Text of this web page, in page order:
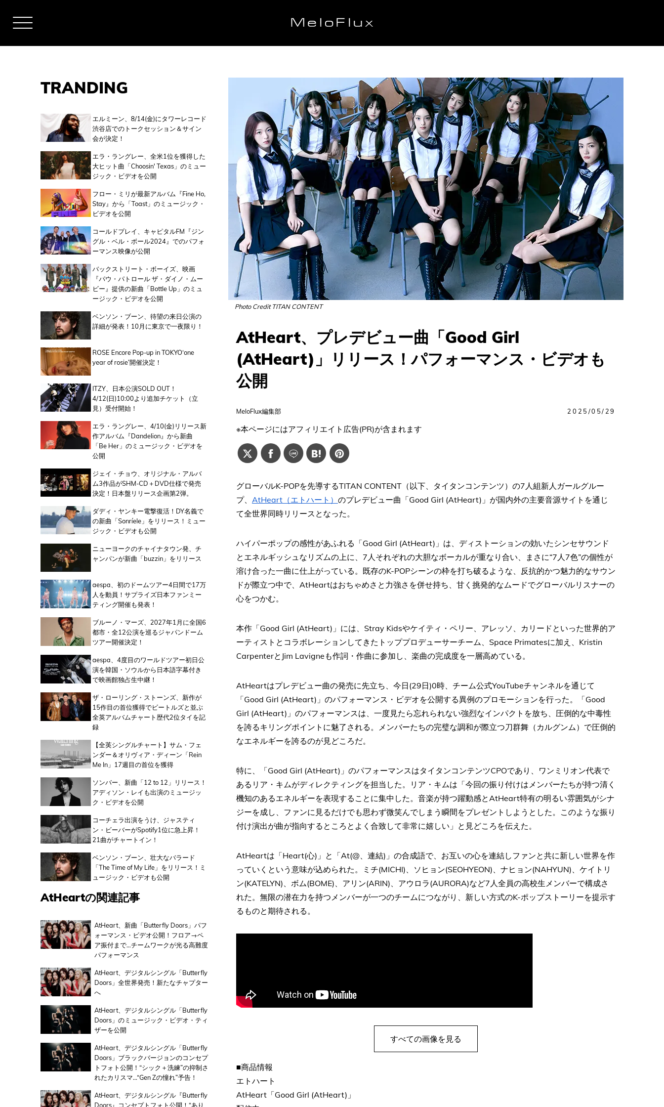
Photo Credit TITAN CONTENT
AtHeart、プレデビュー曲「Good Girl
(AtHeart)」リリース！パフォーマンス・ビデオも
公開
MeloFlux編集部 2025/05/29
※本ページにはアフィリエイト広告(PR)が含まれます
グローバルK-POPを先導するTITAN CONTENT（以下、タイタンコンテンツ）の7人組新人ガールグルー
プ、 AtHeart（エトハート） のプレデビュー曲「Good Girl (AtHeart)」が国内外の主要音源サイトを通じ
て全世界同時リリースとなった。
ハイパーポップの感性があふれる「Good Girl (AtHeart)」は、ディストーションの効いたシンセサウンド
とエネルギッシュなリズムの上に、7人それぞれの大胆なボーカルが重なり合い、まさに“7人7色”の個性が
溶け合った一曲に仕上がっている。既存のK-POPシーンの枠を打ち破るような、反抗的かつ魅力的なサウン
ドが際立つ中で、AtHeartはおちゃめさと力強さを併せ持ち、甘く挑発的なムードでグローバルリスナーの
心をつかむ。
本作「Good Girl (AtHeart)」には、Stray Kidsやケイティ・ペリー、アレッソ、カリードといった世界的ア
ーティストとコラボレーションしてきたトッププロデューサーチーム、Space Primatesに加え、Kristin
CarpenterとJim Lavigneも作詞・作曲に参加し、楽曲の完成度を一層高めている。
AtHeartはプレデビュー曲の発売に先立ち、今日(29日)0時、チーム公式YouTubeチャンネルを通じて
「Good Girl (AtHeart)」のパフォーマンス・ビデオを公開する異例のプロモーションを行った。「Good
Girl (AtHeart)」のパフォーマンスは、一度見たら忘れられない強烈なインパクトを放ち、圧倒的な中毒性
を誇るキリングポイントに魅了される。メンバーたちの完璧な調和が際立つ刀群舞（カルグンム）で圧倒的
なエネルギーを誇るのが見どころだ。
特に、「Good Girl (AtHeart)」のパフォーマンスはタイタンコンテンツCPOであり、ワンミリオン代表で
あるリア・キムがディレクティングを担当した。リア・キムは「今回の振り付けはメンバーたちが持つ清く
機知のあるエネルギーを表現することに集中した。音楽が持つ躍動感とAtHeart特有の明るい雰囲気がシナ
ジーを成し、ファンに見るだけでも思わず微笑んでしまう瞬間をプレゼントしようとした。このような振り
付け演出が曲が指向するところとよく合致して非常に嬉しい」と見どころを伝えた。
AtHeartは「Heart(心)」と「At(@、連結)」の合成語で、お互いの心を連結しファンと共に新しい世界を作
っていくという意味が込められた。ミチ(MICHI)、ソヒョン(SEOHYEON)、ナヒョン(NAHYUN)、ケイトリ
ン(KATELYN)、ボム(BOME)、アリン(ARIN)、アウロラ(AURORA)など7人全員の高校生メンバーで構成さ
れた。無限の潜在力を持つメンバーが一つのチームにつながり、新しい方式のK-ポップストーリーを提示す
るものと期待される。
すべての画像を見る
■商品情報
エトハート
AtHeart「Good Girl (AtHeart)」
TRANDING
エルミーン、8/14(金)にタワーレコード
渋谷店でのトークセッション＆サイン
会が決定！
エラ・ラングレー、全米1位を獲得した
大ヒット曲「Choosin' Texas」のミュー
ジック・ビデオを公開
フロー・ミリが最新アルバム『Fine Ho,
Stay』から「Toast」のミュージック・
ビデオを公開
コールドプレイ、キャピタルFM『ジン
グル・ベル・ボール2024』でのパフォ
ーマンス映像が公開
バックストリート・ボーイズ、映画
『パウ・パトロール ザ・ダイノ・ムー
ビー』提供の新曲「Bottle Up」のミュ
ージック・ビデオを公開
ベンソン・ブーン、待望の来日公演の
詳細が発表！10月に東京で一夜限り！
ROSE Encore Pop-up in TOKYO‘one
year of rosie’開催決定！
ITZY、日本公演SOLD OUT！
4/12(日)10:00より追加チケット（立
見）受付開始！
エラ・ラングレー、4/10(金)リリース新
作アルバム『Dandelion』から新曲
「Be Her」のミュージック・ビデオを
公開
ジェイ・チョウ、オリジナル・アルバ
ム3作品がSHM-CD＋DVD仕様で発売
決定！日本盤リリース企画第2弾。
ダディ・ヤンキー電撃復活！DY名義で
の新曲「Sonríele」をリリース！ミュー
ジック・ビデオも公開
ニューヨークのチャイナタウン発、チ
ャンパンが新曲「buzzin」をリリース
aespa、初のドームツアー4日間で17万
人を動員！サプライズ日本ファンミー
ティング開催も発表！
ブルーノ・マーズ、2027年1月に全国6
都市・全12公演を巡るジャパンドーム
ツアー開催決定！
aespa、4度目のワールドツアー初日公
演を韓国・ソウルから日本語字幕付き
で映画館独占生中継！
ザ・ローリング・ストーンズ、新作が
15作目の首位獲得でビートルズと並ぶ
全英アルバムチャート歴代2位タイを記
録
【全英シングルチャート】サム・フェ
ンダー＆オリヴィア・ディーン「Rein
Me In」17週目の首位を獲得
ソンバー、新曲「12 to 12」リリース！
アディソン・レイも出演のミュージッ
ク・ビデオを公開
コーチェラ出演をうけ、ジャスティ
ン・ビーバーがSpotify1位に急上昇！
21曲がチャートイン！
ベンソン・ブーン、壮大なバラード
「The Time of My Life」をリリース！ミ
ュージック・ビデオも公開
AtHeartの関連記事
AtHeart、新曲「Butterfly Doors」パフ
ォーマンス・ビデオ公開！フロア→ペ
ア振付まで…チームワークが光る高難度
パフォーマンス
AtHeart、デジタルシングル「Butterfly
Doors」全世界発売！新たなチャプター
へ
AtHeart、デジタルシングル「Butterfly
Doors」のミュージック・ビデオ・ティ
ザーを公開
AtHeart、デジタルシングル「Butterfly
Doors」ブラックバージョンのコンセプ
トフォト公開！“シック＋洗練”の抑制さ
れたカリスマ…“Gen Zの憧れ”予告！
AtHeart、デジタルシングル『Butterfly
Doors』コンセプトフォト公開！“あり